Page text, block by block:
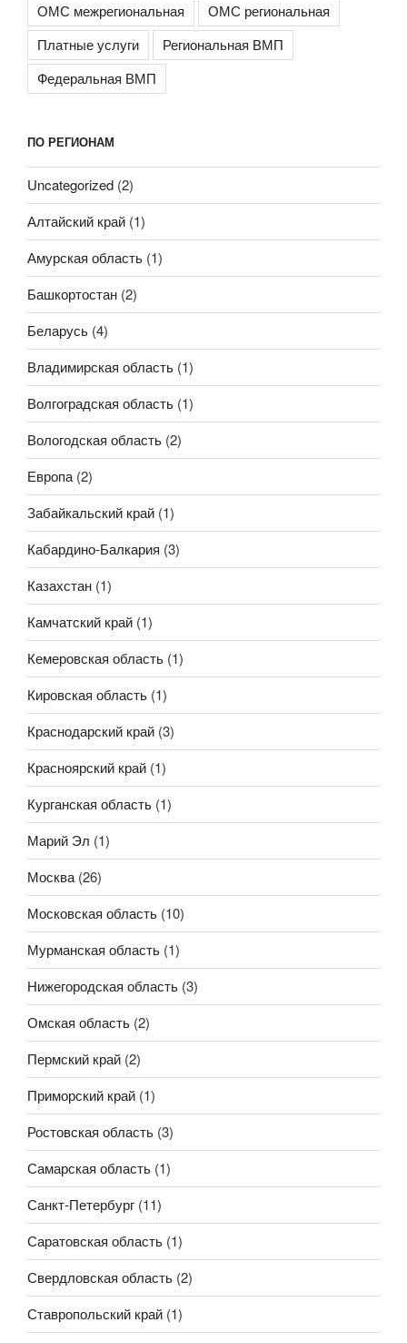
ОМС межрегиональная
ОМС региональная
Платные услуги
Региональная ВМП
Федеральная ВМП
ПО РЕГИОНАМ
Uncategorized (2)
Алтайский край (1)
Амурская область (1)
Башкортостан (2)
Беларусь (4)
Владимирская область (1)
Волгоградская область (1)
Вологодская область (2)
Европа (2)
Забайкальский край (1)
Кабардино-Балкария (3)
Казахстан (1)
Камчатский край (1)
Кемеровская область (1)
Кировская область (1)
Краснодарский край (3)
Красноярский край (1)
Курганская область (1)
Марий Эл (1)
Москва (26)
Московская область (10)
Мурманская область (1)
Нижегородская область (3)
Омская область (2)
Пермский край (2)
Приморский край (1)
Ростовская область (3)
Самарская область (1)
Санкт-Петербург (11)
Саратовская область (1)
Свердловская область (2)
Ставропольский край (1)